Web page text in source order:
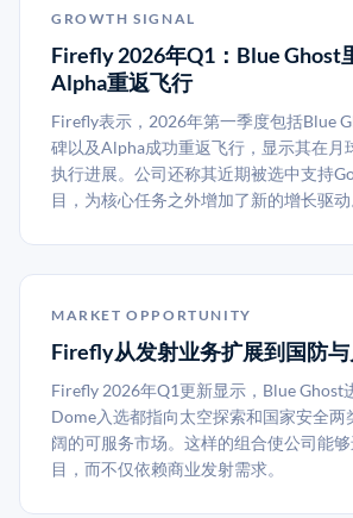
GROWTH SIGNAL
Firefly 2026年Q1：Blue Ghost
Alpha重返飞行
Firefly表示，2026年第一季度包括Blue
碑以及Alpha成功重返飞行，显示其在月
执行进展。公司还称其近期被选中支持
目，为核心任务之外增加了新的增长驱动
MARKET OPPORTUNITY
Firefly从发射业务扩展到国防
Firefly 2026年Q1更新显示，Blue Ghost
Dome入选都指向太空探索和国家安全两
阔的可服务市场。这样的组合使公司能
目，而不仅依赖商业发射需求。